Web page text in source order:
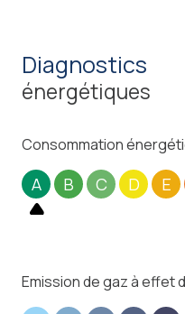
diagnostics
énergétiques
Consommation
A B C D E
Emission de gaz à effet